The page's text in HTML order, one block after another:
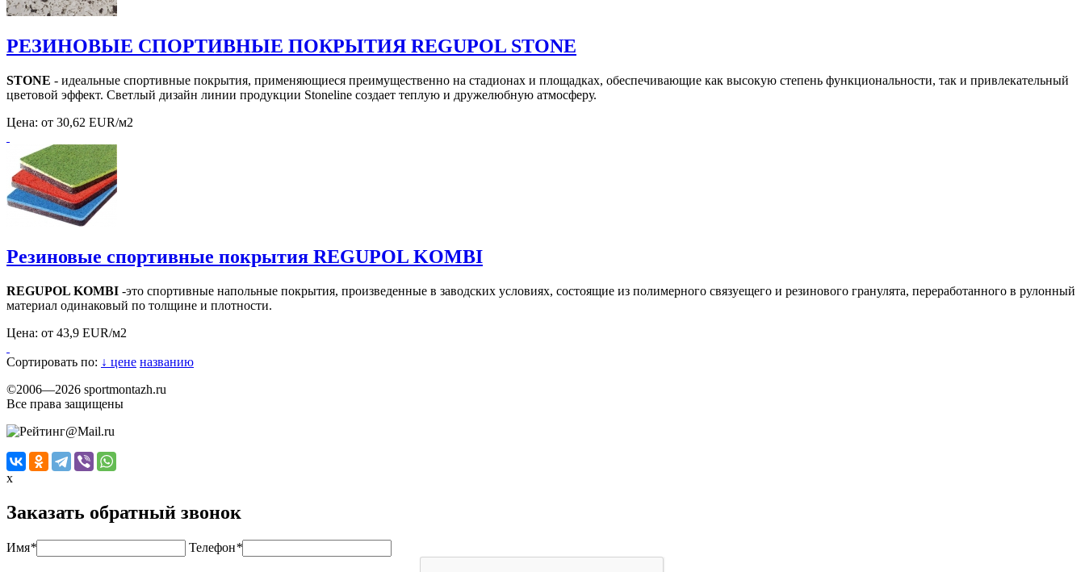
РЕЗИНОВЫЕ СПОРТИВНЫЕ ПОКРЫТИЯ REGUPOL STONE
STONE - идеальные спортивные покрытия, применяющиеся преимущественно на стадионах и площадках, обеспечивающие как высокую степень функциональности, так и привлекательный
цветовой эффект. Светлый дизайн линии продукции Stoneline создает теплую и дружелюбную атмосферу.
Цена: от 30,62 EUR/м2
Резиновые спортивные покрытия REGUPOL KOMBI
REGUPOL KOMBI -это спортивные напольные покрытия, произведенные в заводских условиях, состоящие из полимерного связуещего и резинового гранулята, переработанного в рулонный
материал одинаковый по толщине и плотности.
Цена: от 43,9 EUR/м2
Сортировать по: ↓ цене названию
©2006—2026 sportmontazh.ru
Все права защищены
x
Заказать обратный звонок
Имя* Телефон*